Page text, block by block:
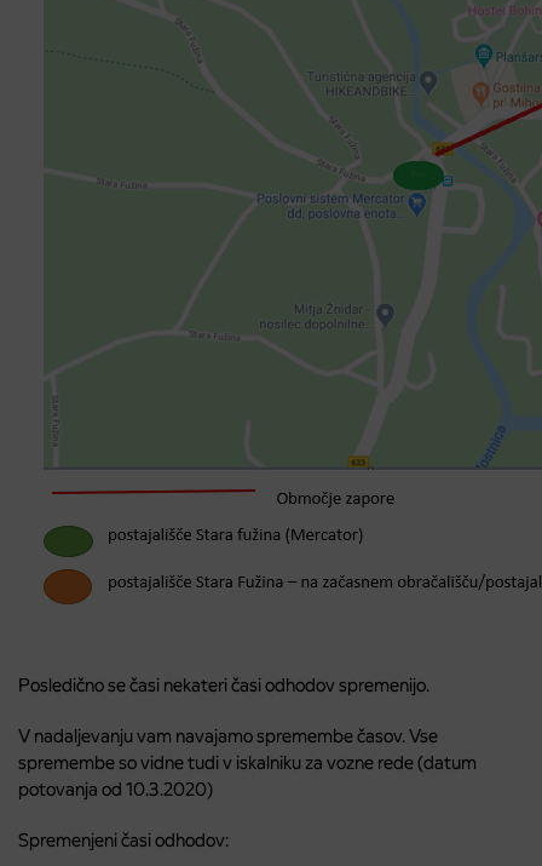
Posledično se časi nekateri časi odhodov spremenijo.
V nadaljevanju vam navajamo spremembe časov. Vse
spremembe so vidne tudi v iskalniku za vozne rede (datum
potovanja od 10.3.2020)
Spremenjeni časi odhodov: